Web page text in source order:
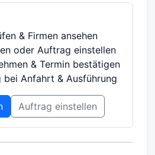
& Firmen ansehen
oder Auftrag einstellen
& Termin bestätigen
bei Anfahrt & Ausführung
Auftrag einstellen